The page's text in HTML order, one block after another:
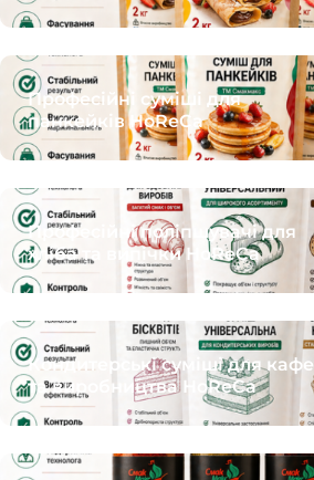
Професійні суміші для
панкейків HoReCa
Професійні поліпшувачі для
хліба та випічки HoReCa
Кондитерські суміші для кафе
та виробництва HoReCa